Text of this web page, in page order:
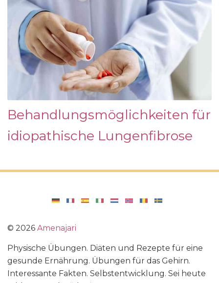
Behandlungsmöglichkeiten für
idiopathische Lungenfibrose
© 2026 Amenajari
Physische Übungen. Diäten und Rezepte für eine
gesunde Ernährung. Übungen für das Gehirn.
Interessante Fakten. Selbstentwicklung. Sei heute